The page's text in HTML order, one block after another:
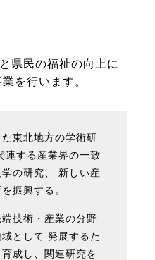
県民の福祉の向上に
を行います。
東北地方の学術研
連する産業界の一致
の研究、 新しい産
振興する。
技術・産業の分野
として 発展するた
成し、関連研究を